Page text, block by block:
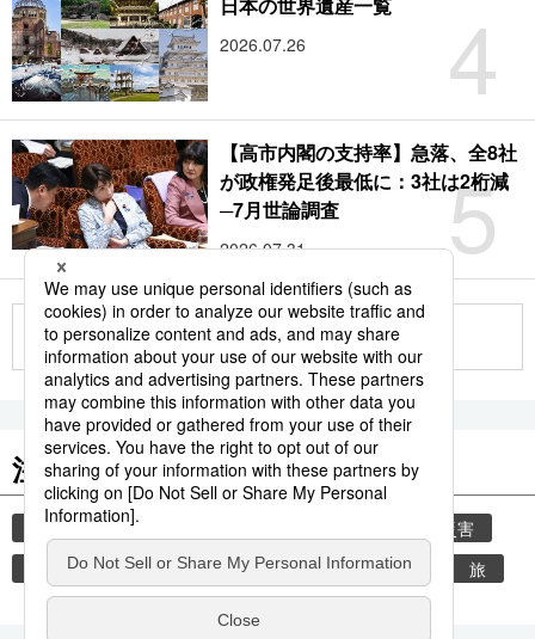
4
2026.07.26
5
【高市内閣の支持率】急落、全8社
が政権発足後最低に：3社は2桁減
─7月世論調査
2026.07.31
もっと見る
注目のキーワード
共同通信ニュース
災害
津波 熊本 熊本地震 観光 旅